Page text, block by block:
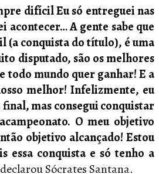
difícil Eu só entreguei nas
acontecer… A gente sabe que
(a conquista do título), é uma
disputado, são os melhores
todo mundo quer ganhar! E a
melhor! Infelizmente, eu
mas consegui conquistar
O meu objetivo
objetivo alcançado! Estou
essa conquista e só tenho a
Sócrates Santana.